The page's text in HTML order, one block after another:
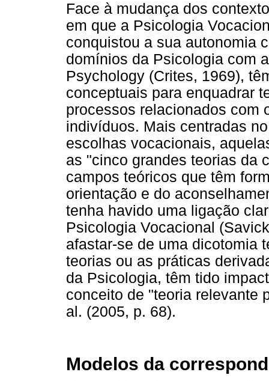
Face à mudança dos
em que a Psicologia
conquistou a sua autonomia
domínios da Psicologia com
Psychology (Crites, 1969),
conceptuais para enquadrar
processos relacionados com
indivíduos. Mais centradas
escolhas vocacionais,
as "cinco grandes teorias da
campos teóricos que têm
orientação e do
tenha havido uma ligação
Psicologia Vocacional
afastar-se de uma dicotomia
teorias ou as práticas
da Psicologia, têm tido
conceito de "teoria relevante
al. (2005, p. 68).
Modelos da